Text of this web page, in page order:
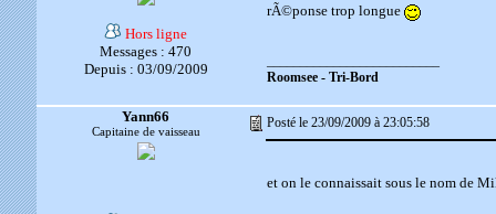
Hors ligne
Messages : 470
Depuis : 03/09/2009
rÃ©ponse trop longue
Roomsee - Tri-Bord
Yann66
Capitaine de vaisseau
Posté le 23/09/2009 à 23:05:58
et on le connaissait sous le nom de